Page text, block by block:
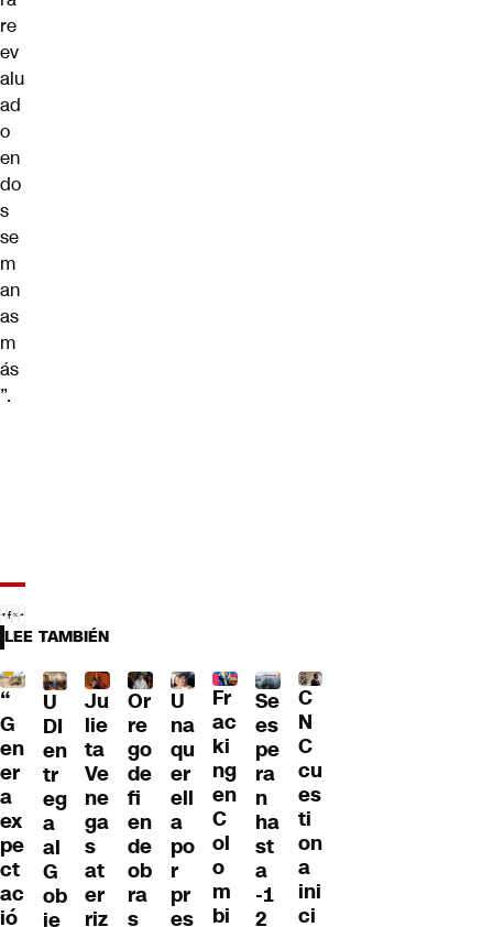
re
ev
alu
ad
o
en
do
s
se
m
an
as
m
ás
”.
LEE TAMBIÉN
“
G
en
er
a
ex
pe
ct
ac
ió
U
DI
en
tr
eg
a
al
G
ob
ie
Ju
lie
ta
Ve
ne
ga
s
at
er
riz
Or
re
go
de
fi
en
de
ob
ra
s
U
na
qu
er
ell
a
po
r
pr
es
Fr
ac
ki
ng
en
C
ol
o
m
bi
Se
es
pe
ra
n
ha
st
a
-1
2
C
N
C
cu
es
ti
on
a
ini
ci